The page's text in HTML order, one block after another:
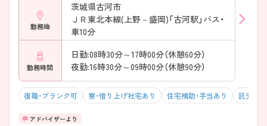
勤務地
茨城県古河市
ＪＲ東北本線(上野－盛岡)「古河駅」バス・
車10分
勤務時間
日勤:08時30分～17時00分（休憩60分）
夜勤:16時30分～09時00分（休憩90分）
復職・ブランク可 寮・借り上げ社宅あり 住宅補助・手当あり 託児所